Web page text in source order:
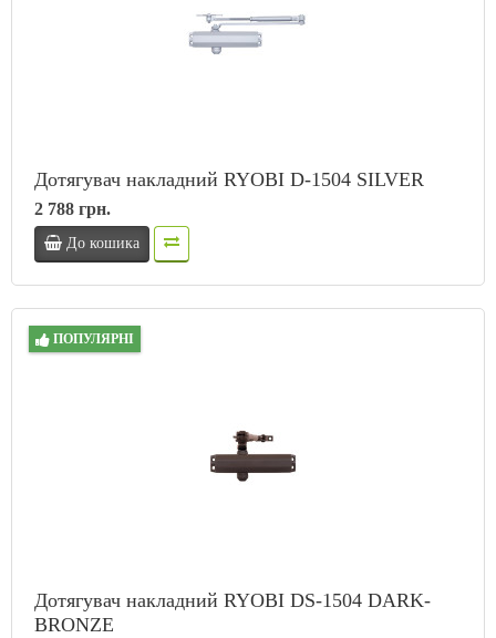
Дотягувач накладний RYOBI D-1504 SILVER
2 788 грн.
До кошика
ПОПУЛЯРНІ
Дотягувач накладний RYOBI DS-1504 DARK-
BRONZE